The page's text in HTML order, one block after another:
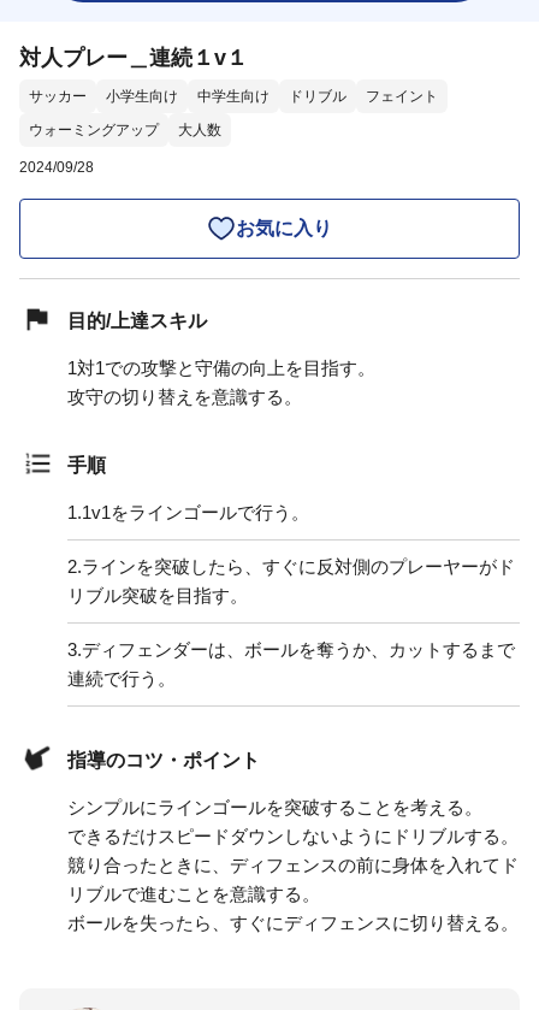
対人プレー＿連続１v１
サッカー 小学生向け 中学生向け ドリブル
フェイント
ウォーミングアップ
大人数
2024/09/28
お気に入り
目的/上達スキル
1対1での攻撃と守備の向上を目指す。
攻守の切り替えを意識する。
手順
1.1v1をラインゴールで行う。
2.ラインを突破したら、すぐに反対側のプレーヤーがド
リブル突破を目指す。
3.ディフェンダーは、ボールを奪うか、カットするまで
連続で行う。
指導のコツ・ポイント
シンプルにラインゴールを突破することを考える。
できるだけスピードダウンしないようにドリブルする。
競り合ったときに、ディフェンスの前に身体を入れてド
リブルで進むことを意識する。
ボールを失ったら、すぐにディフェンスに切り替える。